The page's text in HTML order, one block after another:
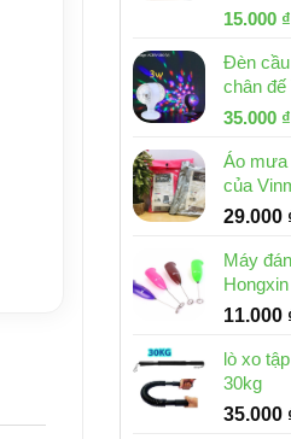
Giá
là:
32.000
15.000 ₫
Đèn
chân đế
Giá
là:
46.000
35.000 ₫
Áo mưa
của
29.000
Máy
Hongxin
11.000
lò xo
30kg
35.000